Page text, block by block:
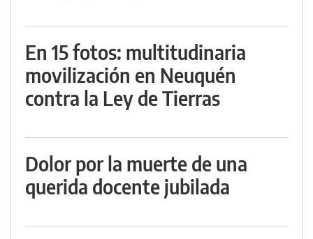
En 15 fotos: multitudinaria
movilización en Neuquén
contra la Ley de Tierras
Dolor por la muerte de una
querida docente jubilada